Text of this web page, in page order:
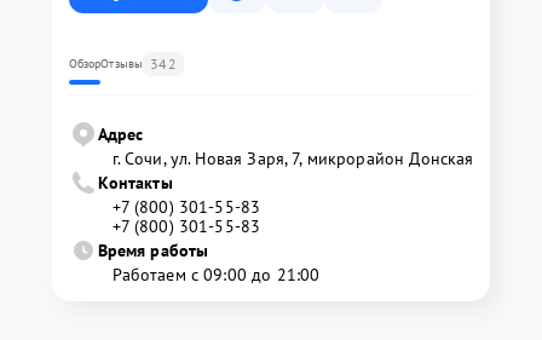
ОбзорОтзывы 342
Адрес
г. Сочи, ул. Новая Заря, 7, микрорайон Донская
Контакты
+7 (800) 301-55-83
+7 (800) 301-55-83
Время работы
Работаем с 09:00 до 21:00